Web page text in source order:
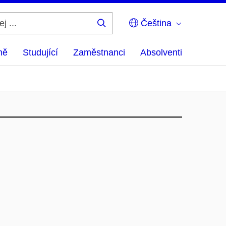
Čeština
Studující Zaměstnanci Absolventi